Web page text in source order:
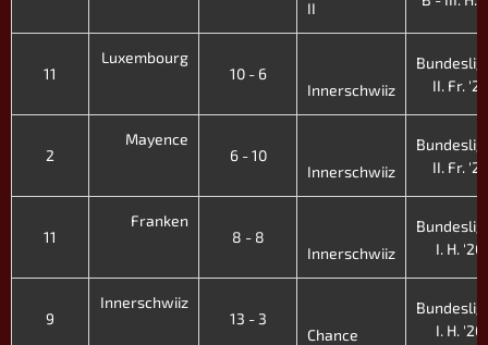
II
11
Luxembourg
10 - 6
Innerschwiiz
II. Fr. '21
2
Mayence
6 - 10
Innerschwiiz
II. Fr. '21
11
Franken
8 - 8
Innerschwiiz
I. H. '20
9
Innerschwiiz
13 - 3
Chance
I. H. '20